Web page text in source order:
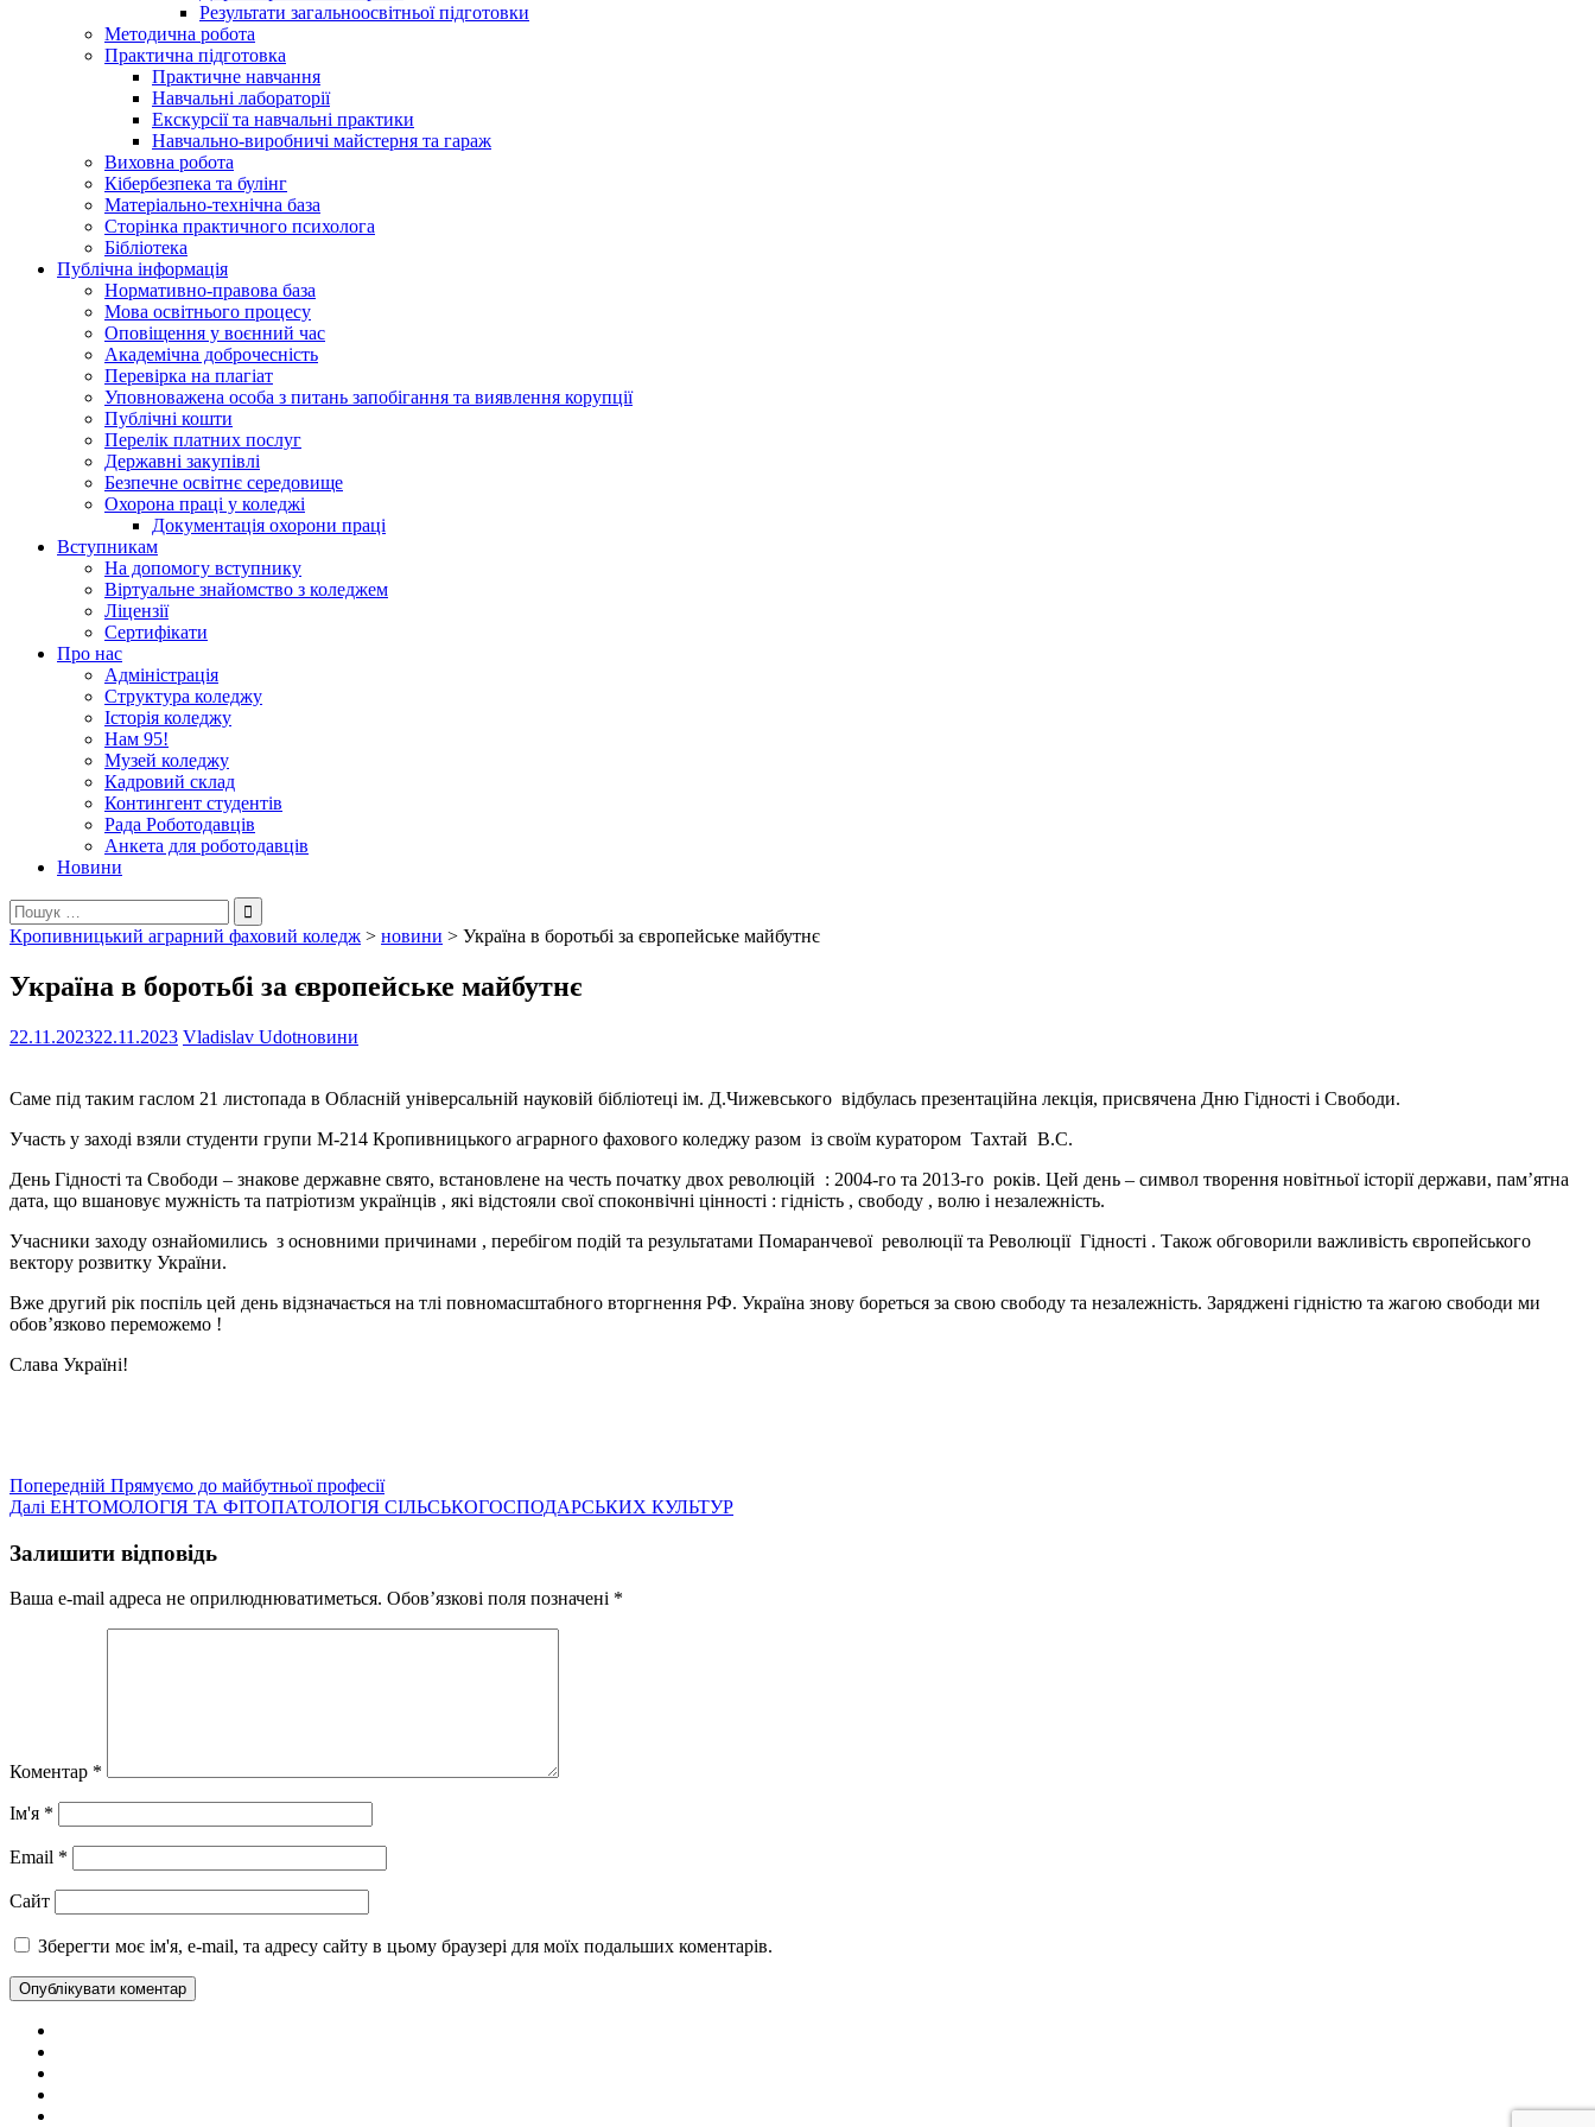
Результати загальноосвітньої підготовки
Методична робота
Практична підготовка
Практичне навчання
Навчальні лабораторії
Екскурсії та навчальні практики
Навчально-виробничі майстерня та гараж
Виховна робота
Кібербезпека та булінг
Матеріально-технічна база
Сторінка практичного психолога
Бібліотека
Публічна інформація
Нормативно-правова база
Мова освітнього процесу
Оповіщення у воєнний час
Академічна доброчесність
Перевірка на плагіат
Уповноважена особа з питань запобігання та виявлення корупції
Публічні кошти
Перелік платних послуг
Державні закупівлі
Безпечне освітнє середовище
Охорона праці у коледжі
Документація охорони праці
Вступникам
На допомогу вступнику
Віртуальне знайомство з коледжем
Ліцензії
Сертифікати
Про нас
Адміністрація
Структура коледжу
Історія коледжу
Нам 95!
Музей коледжу
Кадровий склад
Контингент студентів
Рада Роботодавців
Анкета для роботодавців
Новини
Пошук:
Кропивницький аграрний фаховий коледж > новини > Україна в боротьбі за європейське майбутнє
Україна в боротьбі за європейське майбутнє
22.11.202322.11.2023 Vladislav Udotновини
Саме під таким гаслом 21 листопада в Обласній універсальній науковій бібліотеці ім. Д.Чижевського відбулась презентаційна лекція, присвячена Дню Гідності і Свободи.
Участь у заході взяли студенти групи М-214 Кропивницького аграрного фахового коледжу разом із своїм куратором Тахтай В.С.
День Гідності та Свободи – знакове державне свято, встановлене на честь початку двох революцій : 2004-го та 2013-го років. Цей день – символ творення новітньої історії держави, пам’ятна
дата, що вшановує мужність та патріотизм українців , які відстояли свої споконвічні цінності : гідність , свободу , волю і незалежність.
Учасники заходу ознайомились з основними причинами , перебігом подій та результатами Помаранчевої революції та Революції Гідності . Також обговорили важливість європейського
вектору розвитку України.
Вже другий рік поспіль цей день відзначається на тлі повномасштабного вторгнення РФ. Україна знову бореться за свою свободу та незалежність. Заряджені гідністю та жагою свободи ми
обов’язково переможемо !
Слава Україні!
Навігація
записів
Попередній Попередній
запис:
Прямуємо до майбутньої професії
Далі Наступний
ЕНТОМОЛОГІЯ ТА ФІТОПАТОЛОГІЯ СІЛЬСЬКОГОСПОДАРСЬКИХ КУЛЬТУР
Залишити відповідь
Ваша e-mail адреса не оприлюднюватиметься. Обов’язкові поля позначені *
Коментар *
Ім'я *
Email *
Сайт
Зберегти моє ім'я, e-mail, та адресу сайту в цьому браузері для моїх подальших коментарів.